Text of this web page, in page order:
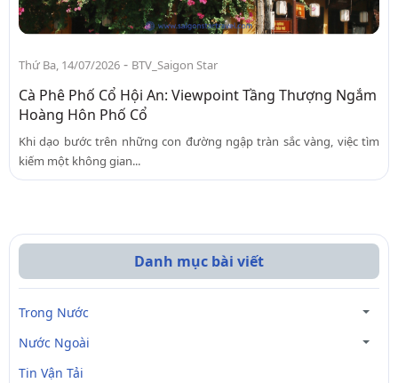
Thứ Ba, 14/07/2026 - BTV_Saigon Star
Cà Phê Phố Cổ Hội An: Viewpoint Tầng Thượng Ngắm
Hoàng Hôn Phố Cổ
Khi dạo bước trên những con đường ngập tràn sắc vàng, việc tìm
kiếm một không gian...
Danh mục bài viết
Trong Nước
Nước Ngoài
Tin Vận Tải